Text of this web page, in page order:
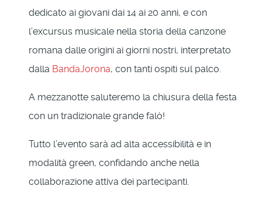
dedicato ai giovani dai 14 ai 20 anni, e con
l’excursus musicale nella storia della canzone
romana dalle origini ai giorni nostri, interpretato
dalla BandaJorona, con tanti ospiti sul palco.
A mezzanotte saluteremo la chiusura della festa
con un tradizionale grande falò!
Tutto l’evento sarà ad alta accessibilità e in
modalità green, confidando anche nella
collaborazione attiva dei partecipanti.